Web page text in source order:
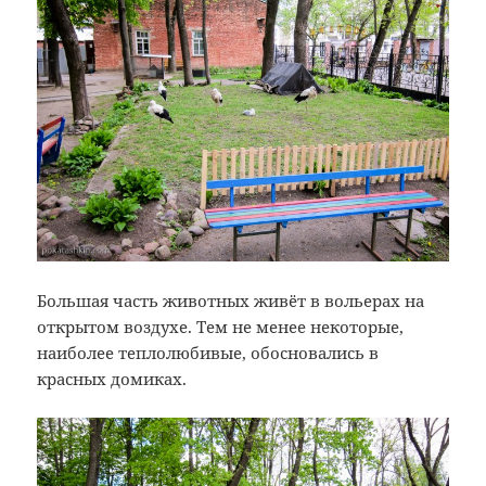
Большая часть животных живёт в вольерах на
открытом воздухе. Тем не менее некоторые,
наиболее теплолюбивые, обосновались в
красных домиках.